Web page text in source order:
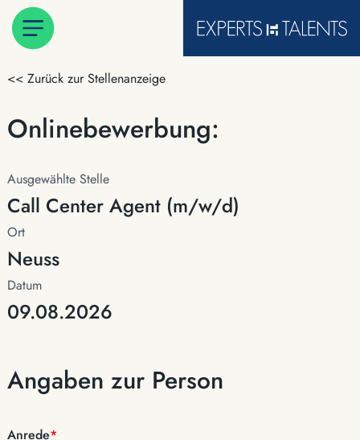
<< Zurück zur Stellenanzeige
Onlinebewerbung:
Ausgewählte Stelle
Call Center Agent (m/w/d)
Ort
Neuss
Datum
09.08.2026
Angaben zur Person
Anrede*